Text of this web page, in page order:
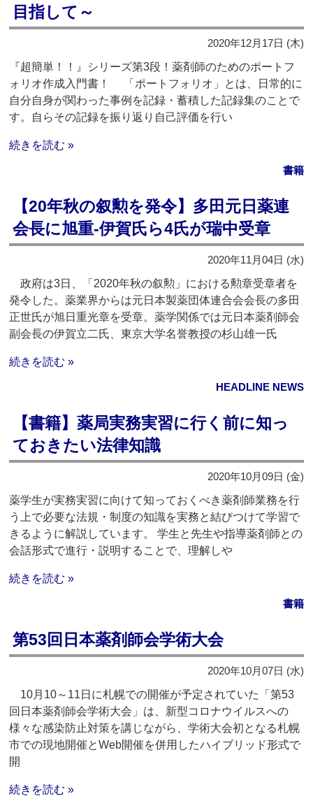
目指して～
2020年12月17日 (木)
『超簡単！！』シリーズ第3段！薬剤師のためのポートフ
ォリオ作成入門書！ 「ポートフォリオ」とは、日常的に
自分自身が関わった事例を記録・蓄積した記録集のことで
す。自らその記録を振り返り自己評価を行い
続きを読む »
書籍
【20年秋の叙勲を発令】多田元日薬連
会長に旭重‐伊賀氏ら4氏が瑞中受章
2020年11月04日 (水)
政府は3日、「2020年秋の叙勲」における勲章受章者を
発令した。薬業界からは元日本製薬団体連合会会長の多田
正世氏が旭日重光章を受章。薬学関係では元日本薬剤師会
副会長の伊賀立二氏、東京大学名誉教授の杉山雄一氏
続きを読む »
HEADLINE NEWS
【書籍】薬局実務実習に行く前に知っ
ておきたい法律知識
2020年10月09日 (金)
薬学生が実務実習に向けて知っておくべき薬剤師業務を行
う上で必要な法規・制度の知識を実務と結びつけて学習で
きるように解説しています。 学生と先生や指導薬剤師との
会話形式で進行・説明することで、理解しや
続きを読む »
書籍
第53回日本薬剤師会学術大会
2020年10月07日 (水)
10月10～11日に札幌での開催が予定されていた「第53
回日本薬剤師会学術大会」は、新型コロナウイルスへの
様々な感染防止対策を講じながら、学術大会初となる札幌
市での現地開催とWeb開催を併用したハイブリッド形式で
開
続きを読む »